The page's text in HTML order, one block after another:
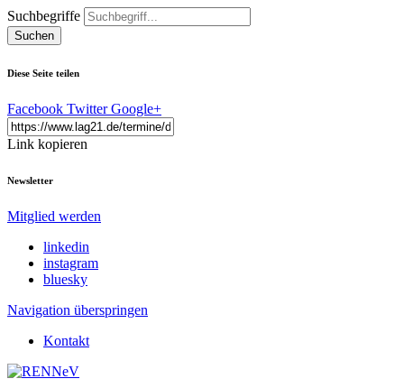
Suchbegriffe
Suchen
Diese Seite teilen
Facebook Twitter Google+
Link kopieren
Newsletter
Mitglied werden
linkedin
instagram
bluesky
Navigation überspringen
Kontakt